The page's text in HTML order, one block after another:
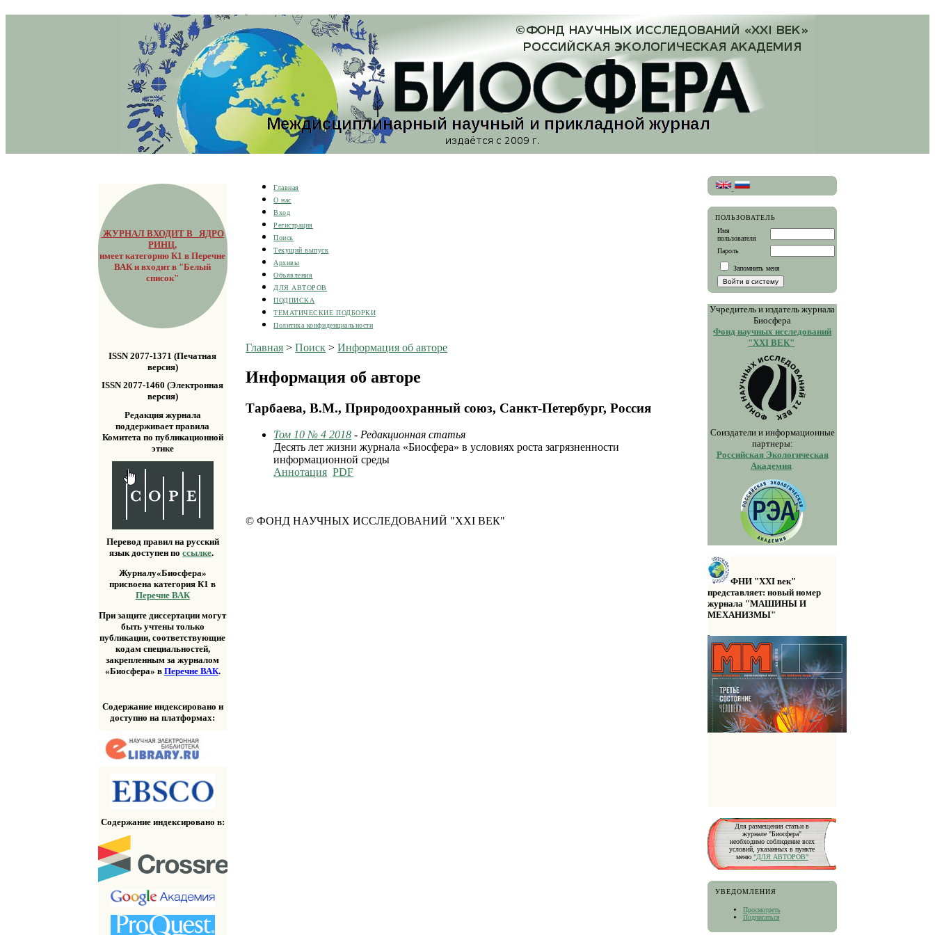
ЖУРНАЛ ВХОДИТ В ЯДРО
РИНЦ,
имеет категорию К1 в Перечне
ВАК и входит в "Белый
список"
ISSN 2077-1371 (Печатная
версия)
ISSN 2077-1460 (Электронная
версия)
Редакция журнала
поддерживает правила
Комитета по публикационной
этике
Перевод правил на русский
язык доступен поссылке.
Журналу«Биосфера»
присвоена категория К1 в
Перечне ВАК
При защите диссертации могут
быть учтены только
публикации, соответствующие
кодам специальностей,
закрепленным за журналом
«Биосфера» в Перечне ВАК.
Содержание индексировано и
доступно на платформах:
Содержание индексировано в:
ПОЛЬЗОВАТЕЛЬ
Имя
пользователя
Пароль
Запомнить меня
Учредитель и издатель журнала
Биосфера
Фонд научных исследований
"XXI ВЕК"
Соиздатели и информационные
партнеры:
Российская Экологическая
Академия
ФНИ "XXI век"
представляет: новый номер
журнала "МАШИНЫ И
МЕХАНИЗМЫ"
Для размещения статьи в
журнале "Биосфера"
необходимо соблюдение всех
условий, указанных в пункте
меню "ДЛЯ АВТОРОВ"
УВЕДОМЛЕНИЯ
Просмотреть
Подписаться
Главная
О нас
Вход
Регистрация
Поиск
Текущий выпуск
Архивы
Объявления
ДЛЯ АВТОРОВ
ПОДПИСКА
ТЕМАТИЧЕСКИЕ ПОДБОРКИ
Политика конфиденциальности
Главная >Поиск >Информация об авторе
Информация об авторе
Тарбаева, В.М., Природоохранный союз, Санкт-Петербург, Россия
Том 10 № 4 2018 - Редакционная статья
Десять лет жизни журнала «Биосфера» в условиях роста загрязненности
информационной среды
Аннотация PDF
© ФОНД НАУЧНЫХ ИССЛЕДОВАНИЙ "XXI ВЕК"